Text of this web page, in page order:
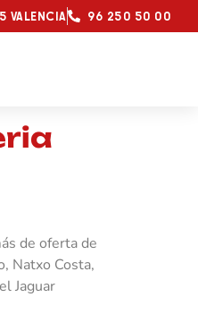
VALENCIA 96 250 50 00
de oferta de
Natxo Costa,
Jaguar